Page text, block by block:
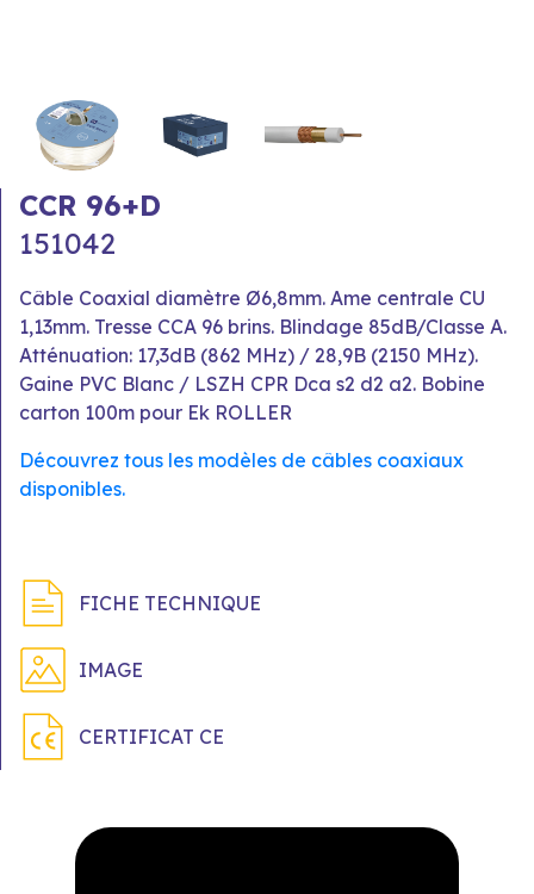
CCR 96+D
151042
Câble Coaxial diamètre Ø6,8mm. Ame centrale CU
1,13mm. Tresse CCA 96 brins. Blindage 85dB/Classe A.
Atténuation: 17,3dB (862 MHz) / 28,9B (2150 MHz).
Gaine PVC Blanc / LSZH CPR Dca s2 d2 a2. Bobine
carton 100m pour Ek ROLLER
Découvrez tous les modèles de câbles coaxiaux
disponibles.
FICHE TECHNIQUE
IMAGE
CERTIFICAT CE